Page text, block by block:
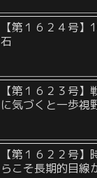
【第１６２４号
石
【第１６２３号
に気づくと一歩視
【第１６２２号
らこそ長期的目線